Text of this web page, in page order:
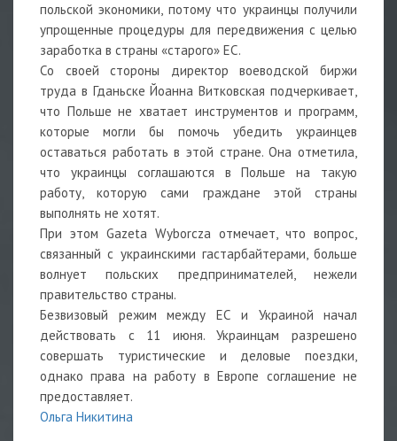
польской экономики, потому что украинцы получили
упрощенные процедуры для передвижения с целью
заработка в страны «старого» ЕС.
Со своей стороны директор воеводской биржи
труда в Гданьске Йоанна Витковская подчеркивает,
что Польше не хватает инструментов и программ,
которые могли бы помочь убедить украинцев
оставаться работать в этой стране. Она отметила,
что украинцы соглашаются в Польше на такую
работу, которую сами граждане этой страны
выполнять не хотят.
При этом Gazeta Wyborcza отмечает, что вопрос,
связанный с украинскими гастарбайтерами, больше
волнует польских предпринимателей, нежели
правительство страны.
Безвизовый режим между ЕС и Украиной начал
действовать с 11 июня. Украинцам разрешено
совершать туристические и деловые поездки,
однако права на работу в Европе соглашение не
предоставляет.
Ольга Никитина